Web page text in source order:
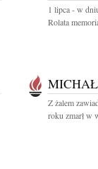
1 lipca - w
Rolata
Z żalem
roku zmarł w